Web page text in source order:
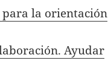
la orientación
Ayudar